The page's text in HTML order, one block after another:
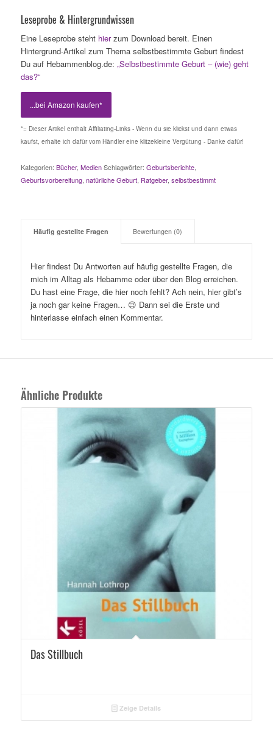
Leseprobe & Hintergrundwissen
Eine Leseprobe steht hierzum Download bereit. Einen
Hintergrund-Artikel zum Thema selbstbestimmte Geburt findest
Du auf Hebammenblog.de: „Selbstbestimmte Geburt – (wie) geht
das?“
...bei Amazon kaufen*
*= Dieser Artikel enthält Affiliating-Links - Wenn du sie klickst und dann etwas
kaufst, erhalte ich dafür vom Händler eine klitzekleine Vergütung - Danke dafür!
Kategorien: Bücher, Medien Schlagwörter: Geburtsberichte,
Geburtsvorbereitung, natürliche Geburt, Ratgeber, selbstbestimmt
Häufig gestellte Fragen Bewertungen (0)
Hier findest Du Antworten auf häufig gestellte Fragen, die
mich im Alltag als Hebamme oder über den Blog erreichen.
Du hast eine Frage, die hier noch fehlt? Ach nein, hier gibt’s
ja noch gar keine Fragen… 😉 Dann sei die Erste und
hinterlasse einfach einen Kommentar.
Ähnliche Produkte
Das Stillbuch
Zeige Details